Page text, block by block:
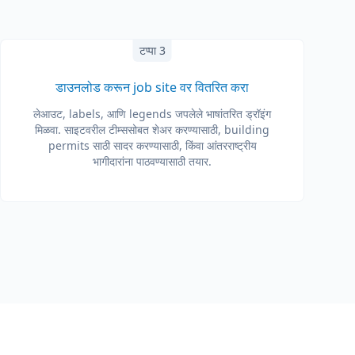
टप्पा 3
डाउनलोड करून job site वर वितरित करा
लेआउट, labels, आणि legends जपलेले भाषांतरित ड्रॉइंग
मिळवा. साइटवरील टीम्ससोबत शेअर करण्यासाठी, building
permits साठी सादर करण्यासाठी, किंवा आंतरराष्ट्रीय
भागीदारांना पाठवण्यासाठी तयार.